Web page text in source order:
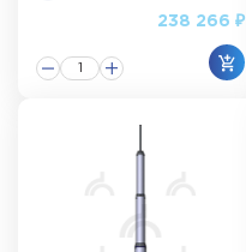
238 266 ₽